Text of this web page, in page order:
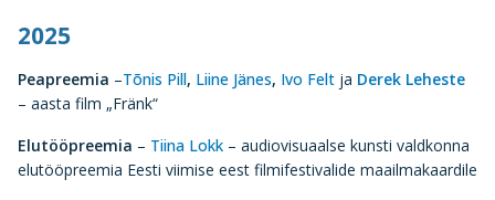
2025
Peapreemia –Tõnis Pill, Liine Jänes, Ivo Felt ja Derek Leheste
– aasta film „Fränk“
Elutööpreemia – Tiina Lokk – audiovisuaalse kunsti valdkonna
elutööpreemia Eesti viimise eest filmifestivalide maailmakaardile